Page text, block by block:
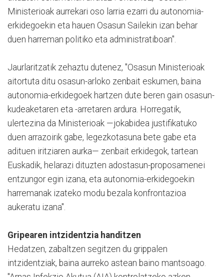
Ministerioak aurrekari oso larria ezarri du autonomia-
erkidegoekin eta hauen Osasun Sailekin izan behar
duen harreman politiko eta administratiboan".
Jaurlaritzatik zehaztu dutenez, "Osasun Ministerioak
aitortuta ditu osasun-arloko zenbait eskumen, baina
autonomia-erkidegoek hartzen dute beren gain osasun-
kudeaketaren eta -arretaren ardura. Horregatik,
ulertezina da Ministerioak —jokabidea justifikatuko
duen arrazoirik gabe, legezkotasuna bete gabe eta
adituen iritziaren aurka— zenbait erkidegok, tartean
Euskadik, helarazi dituzten adostasun-proposamenei
entzungor egin izana, eta autonomia-erkidegoekin
harremanak izateko modu bezala konfrontazioa
aukeratu izana".
Gripearen intzidentzia handitzen
Hedatzen, zabaltzen segitzen du grippalen
intzidentziak, baina aurreko astean baino mantsoago.